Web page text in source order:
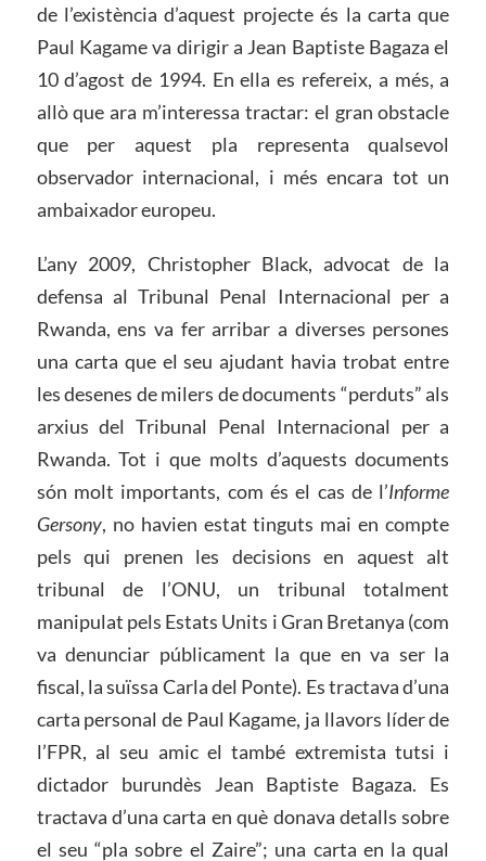
de l’existència d’aquest projecte és la carta que
Paul Kagame va dirigir a Jean Baptiste Bagaza el
10 d’agost de 1994. En ella es refereix, a més, a
allò que ara m’interessa tractar: ​​el gran obstacle
que per aquest pla representa qualsevol
observador internacional, i més encara tot un
ambaixador europeu.
L’any 2009, Christopher Black, advocat de la
defensa al Tribunal Penal Internacional per a
Rwanda, ens va fer arribar a diverses persones
una carta que el seu ajudant havia trobat entre
les desenes de milers de documents “perduts” als
arxius del Tribunal Penal Internacional per a
Rwanda. Tot i que molts d’aquests documents
són molt importants, com és el cas de l’Informe
Gersony, no havien estat tinguts mai en compte
pels qui prenen les decisions en aquest alt
tribunal de l’ONU, un tribunal totalment
manipulat pels Estats Units i Gran Bretanya (com
va denunciar públicament la que en va ser la
fiscal, la suïssa Carla del Ponte). Es tractava d’una
carta personal de Paul Kagame, ja llavors líder de
l’FPR, al seu amic el també extremista tutsi i
dictador burundès Jean Baptiste Bagaza. Es
tractava d’una carta en què donava detalls sobre
el seu “pla sobre el Zaire”; una carta en la qual